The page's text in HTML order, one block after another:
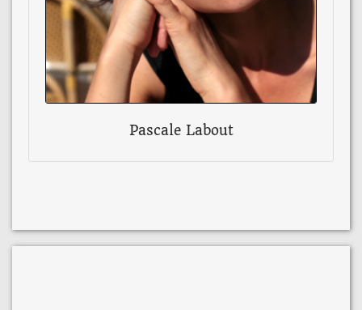
Pascale Labout